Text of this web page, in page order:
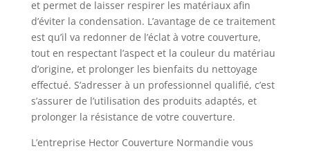
et permet de laisser respirer les matériaux afin
d’éviter la condensation. L’avantage de ce traitement
est qu’il va redonner de l’éclat à votre couverture,
tout en respectant l’aspect et la couleur du matériau
d’origine, et prolonger les bienfaits du nettoyage
effectué. S’adresser à un professionnel qualifié, c’est
s’assurer de l’utilisation des produits adaptés, et
prolonger la résistance de votre couverture.
L’entreprise Hector Couverture Normandie vous